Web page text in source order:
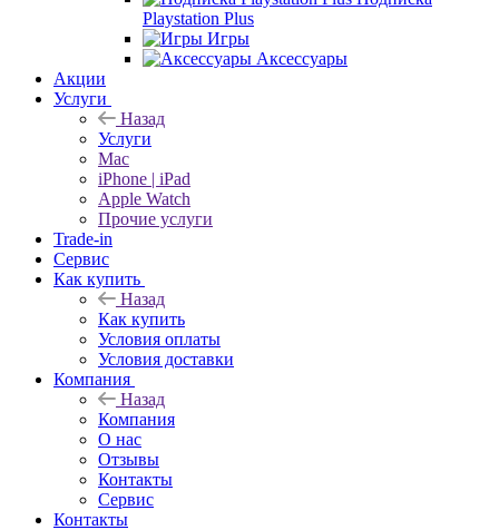
Playstation Plus
Игры
Аксессуары
Акции
Услуги
Назад
Услуги
Mac
iPhone | iPad
Apple Watch
Прочие услуги
Trade-in
Сервис
Как купить
Назад
Как купить
Условия оплаты
Условия доставки
Компания
Назад
Компания
О нас
Отзывы
Контакты
Сервис
Контакты